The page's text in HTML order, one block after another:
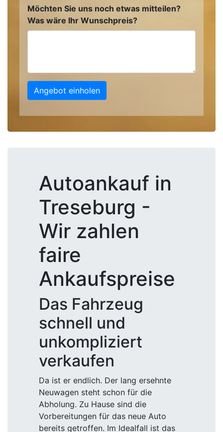
Möchten Sie uns noch etwas mitteilen?
Was wäre Ihr Wunschpreis?
Angebot einholen
Autoankauf in
Treseburg -
Wir zahlen
faire
Ankaufspreise
Das Fahrzeug
schnell und
unkompliziert
verkaufen
Da ist er endlich. Der lang ersehnte
Neuwagen steht schon für die
Abholung. Zu Hause sind die
Vorbereitungen für das neue Auto
bereits getroffen. Im Idealfall ist das